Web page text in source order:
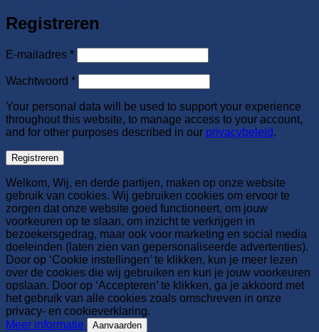
Registreren
E-mailadres *Vereist
Wachtwoord *Vereist
Your personal data will be used to support your experience
throughout this website, to manage access to your account,
and for other purposes described in our privacybeleid.
Registreren
Welkom, Wij, en derde partijen, maken op onze website
gebruik van cookies. Wij gebruiken cookies om ervoor te
zorgen dat onze website goed functioneert, om jouw
voorkeuren op te slaan, om inzicht te verkrijgen in
bezoekersgedrag, maar ook voor marketing en social media
doeleinden (laten zien van gepersonaliseerde advertenties).
Door op ‘Cookie instellingen’ te klikken, kun je meer lezen
over de cookies die wij gebruiken en kun je jouw voorkeuren
opslaan. Door op ‘Accepteren’ te klikken, ga je akkoord met
het gebruik van alle cookies zoals omschreven in onze
privacy- en cookieverklaring.
Meer informatie
Aanvaarden